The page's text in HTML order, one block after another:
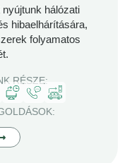
hálózati
hibaelhárítására,
folyamatos
RÉSZE: